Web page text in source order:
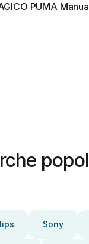
PUMA
Sony